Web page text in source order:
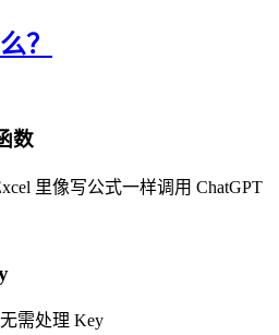
？
数
里像写公式一样调用 ChatGPT
需处理 Key